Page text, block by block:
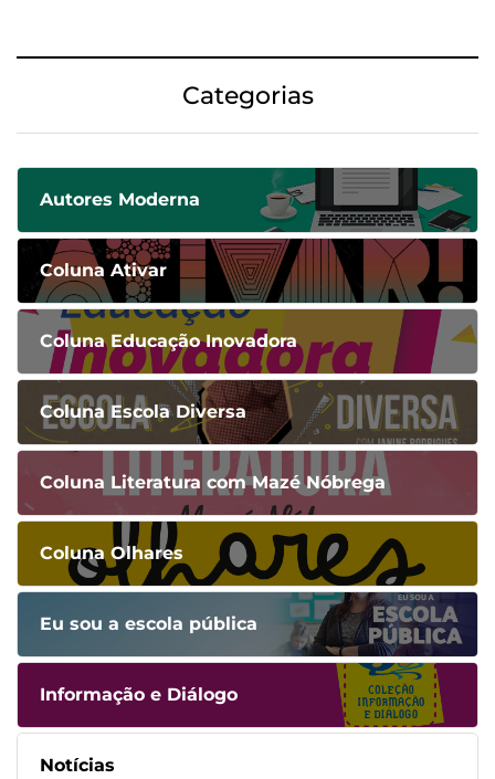
Categorias
Autores Moderna
Coluna Ativar
Coluna Educação Inovadora
Coluna Escola Diversa
Coluna Literatura com Mazé Nóbrega
Coluna Olhares
Eu sou a escola pública
Informação e Diálogo
Notícias